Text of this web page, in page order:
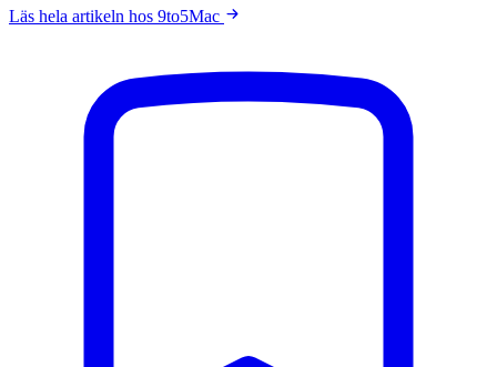
Läs hela artikeln hos 9to5Mac